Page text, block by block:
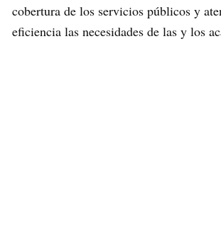
cobertura de los servicios públicos y
eficiencia las necesidades de las y los